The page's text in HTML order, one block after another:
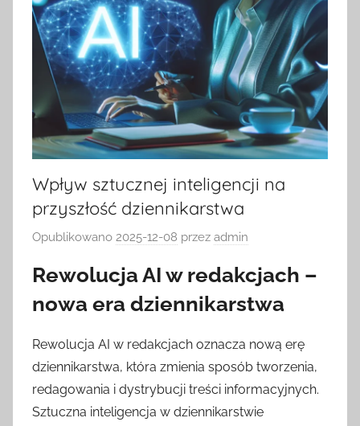
Wpływ sztucznej inteligencji na
przyszłość dziennikarstwa
Opublikowano 2025-12-08 przez admin
Rewolucja AI w redakcjach –
nowa era dziennikarstwa
Rewolucja AI w redakcjach oznacza nową erę
dziennikarstwa, która zmienia sposób tworzenia,
redagowania i dystrybucji treści informacyjnych.
Sztuczna inteligencja w dziennikarstwie